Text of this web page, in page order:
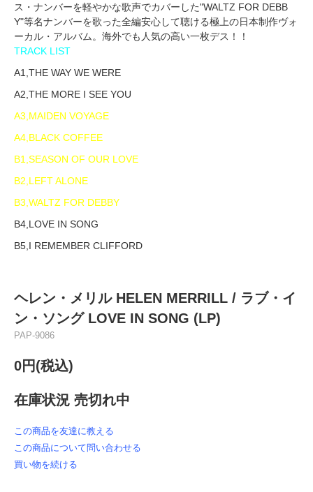
ス・ナンバーを軽やかな歌声でカバーした"WALTZ FOR DEBB
Y"等名ナンバーを歌った全編安心して聴ける極上の日本制作ヴォ
ーカル・アルバム。海外でも人気の高い一枚デス！！
TRACK LIST
A1,THE WAY WE WERE
A2,THE MORE I SEE YOU
A3,MAIDEN VOYAGE
A4,BLACK COFFEE
B1,SEASON OF OUR LOVE
B2,LEFT ALONE
B3,WALTZ FOR DEBBY
B4,LOVE IN SONG
B5,I REMEMBER CLIFFORD
ヘレン・メリル HELEN MERRILL / ラブ・イ
ン・ソング LOVE IN SONG (LP)
PAP-9086
0円(税込)
在庫状況 売切れ中
この商品を友達に教える
この商品について問い合わせる
買い物を続ける